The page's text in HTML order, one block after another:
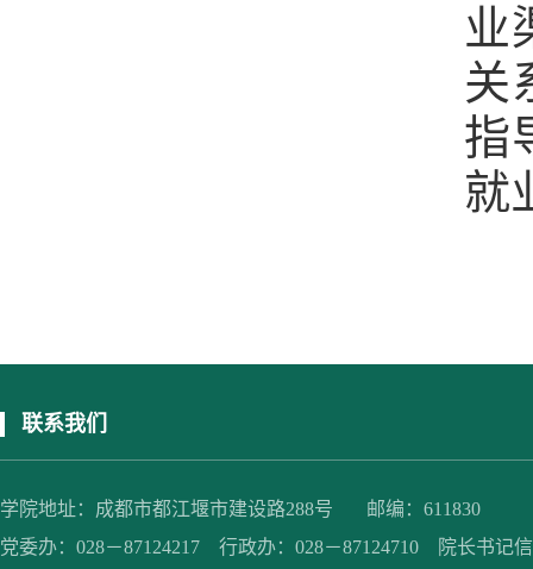
业
关
指
就
联系我们
学院地址：成都市都江堰市建设路288号 邮编：611830
党委办：028－87124217 行政办：028－87124710 院长书记信